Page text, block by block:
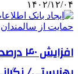
۱۴۰۲/۱۲/۰۴